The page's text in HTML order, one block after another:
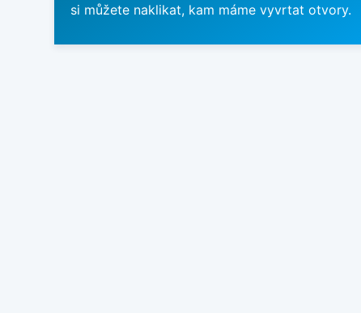
si můžete naklikat, kam máme vyvrtat otvory.